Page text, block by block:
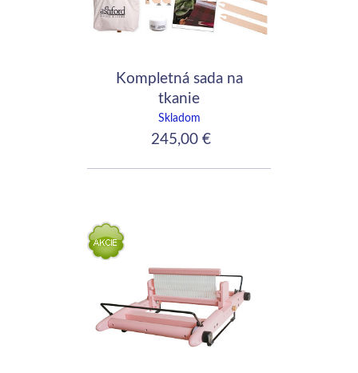
Kompletná sada na
tkanie
Skladom
245,00 €